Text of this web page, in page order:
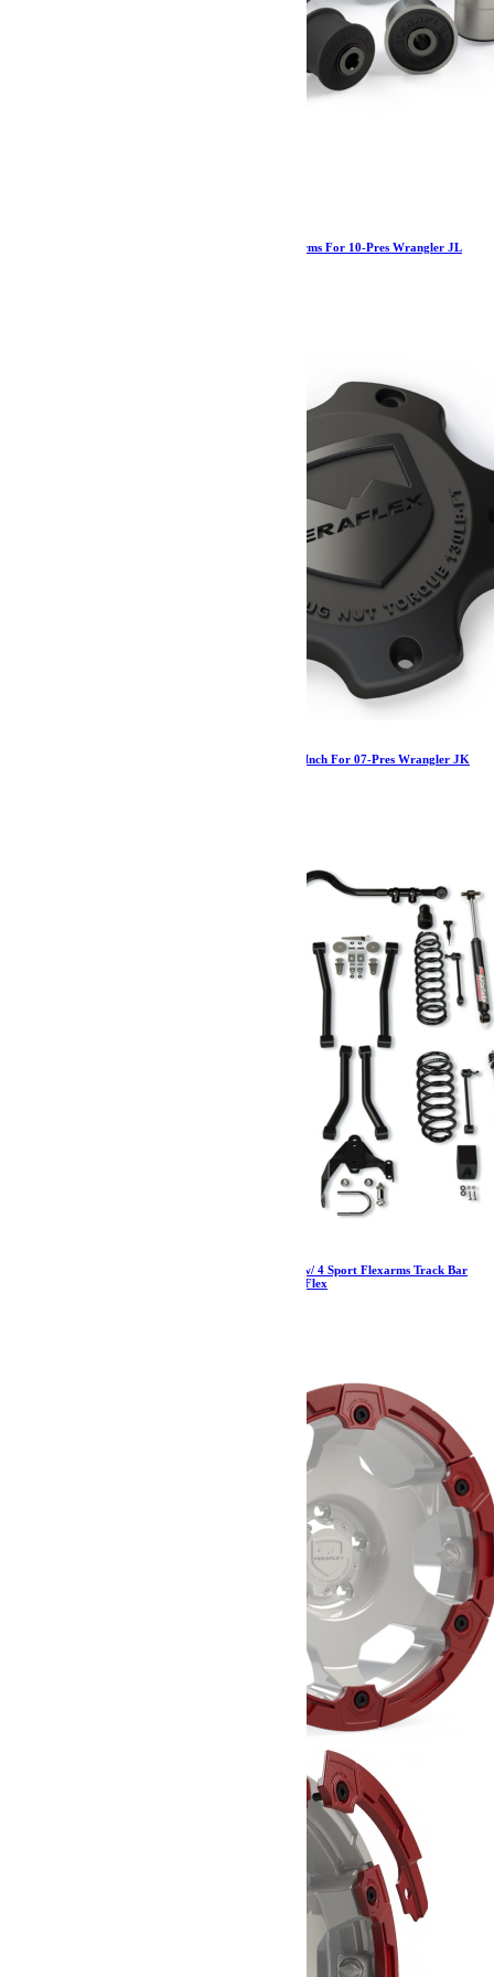
Jeep JL IR Bushing Replacement Kit 8 Short Arms For 10-Pres Wrangler JL
Jeep JK/JL/Gladiator Nomad Center Cap 5×5 Inch For 07-Pres Wrangler JK
Jeep JK 2 Door 3 Inch Lift Suspension System w/ 4 Sport Flexarms Track Bar
and 9550 VSS Shocks 07-18 Wrangler JK TeraFlex